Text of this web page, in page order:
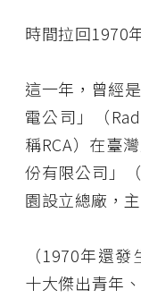
時間拉回1970
這一年，曾經
電公司」（
稱RCA）在臺
份有限公司」
園設立總廠，
（1970年還
十大傑出青年